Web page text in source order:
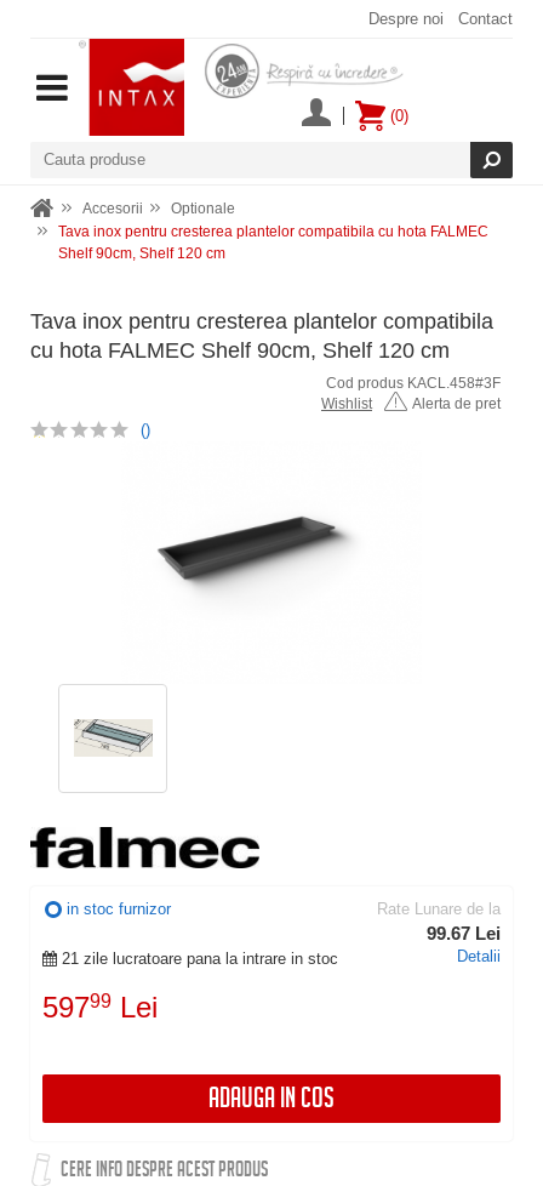
Despre noi Contact
(0)
Accesorii
Optionale
Tava inox pentru cresterea plantelor compatibila cu hota FALMEC
Shelf 90cm, Shelf 120 cm
Tava inox pentru cresterea plantelor compatibila
cu hota FALMEC Shelf 90cm, Shelf 120 cm
Cod produs KACL.458#3F
Wishlist
Alerta de pret
()
in stoc furnizor
21 zile lucratoare pana la intrare in stoc
59799 Lei
Rate Lunare de la
99.67 Lei
Detalii
ADAUGA IN COS
CERE INFO DESPRE ACEST PRODUS